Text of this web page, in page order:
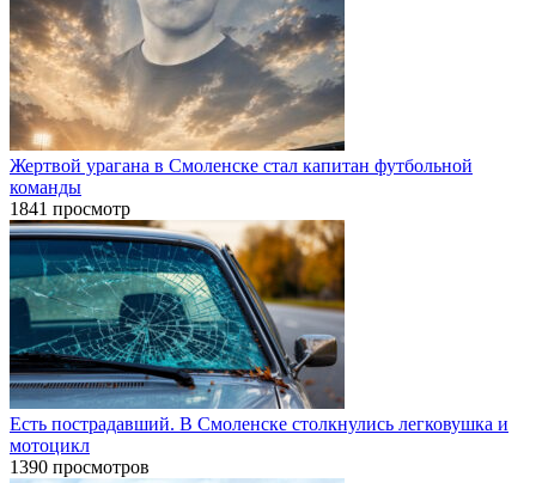
Жертвой урагана в Смоленске стал капитан футбольной
команды
1841 просмотр
Есть пострадавший. В Смоленске столкнулись легковушка и
мотоцикл
1390 просмотров